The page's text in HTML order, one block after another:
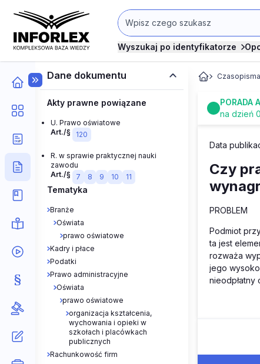
Wyszukaj po identyfikatorze
Dane dokumentu
Akty prawne powiązane
U. Prawo oświatowe
Art./§
120
R. w sprawie praktycznej nauki
zawodu
Art./§
7 8 9 10 11
Tematyka
Branże
Oświata
prawo oświatowe
Kadry i płace
Podatki
Prawo administracyjne
Oświata
prawo oświatowe
organizacja kształcenia,
wychowania i opieki w
szkołach i placówkach
publicznych
Rachunkowość firm
Czasopisma
PORADA
na dzień
Data
Czy
PROBLEM
Podmiot
ta jest
rozważa
jego
nieodpłatny